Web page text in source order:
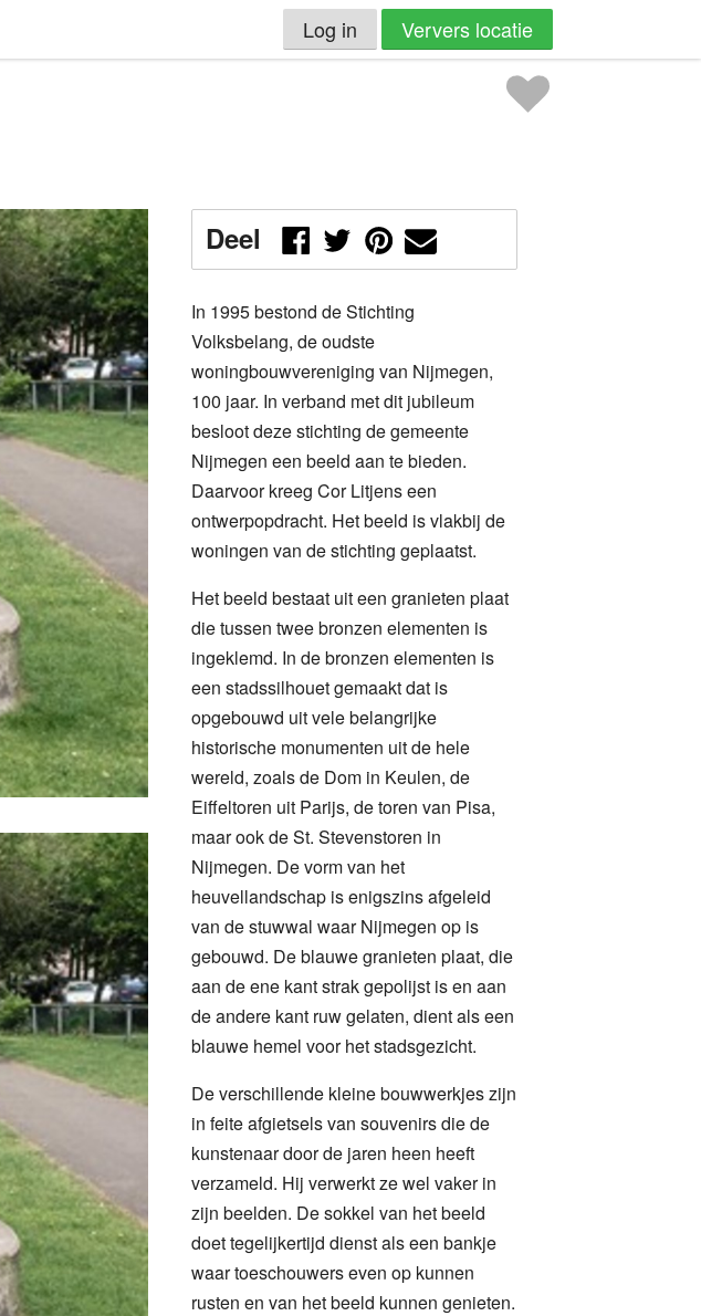
Log in Ververs locatie
Deel
In 1995 bestond de Stichting
Volksbelang, de oudste
woningbouwvereniging van Nijmegen,
100 jaar. In verband met dit jubileum
besloot deze stichting de gemeente
Nijmegen een beeld aan te bieden.
Daarvoor kreeg Cor Litjens een
ontwerpopdracht. Het beeld is vlakbij de
woningen van de stichting geplaatst.
Het beeld bestaat uit een granieten plaat
die tussen twee bronzen elementen is
ingeklemd. In de bronzen elementen is
een stadssilhouet gemaakt dat is
opgebouwd uit vele belangrijke
historische monumenten uit de hele
wereld, zoals de Dom in Keulen, de
Eiffeltoren uit Parijs, de toren van Pisa,
maar ook de St. Stevenstoren in
Nijmegen. De vorm van het
heuvellandschap is enigszins afgeleid
van de stuwwal waar Nijmegen op is
gebouwd. De blauwe granieten plaat, die
aan de ene kant strak gepolijst is en aan
de andere kant ruw gelaten, dient als een
blauwe hemel voor het stadsgezicht.
De verschillende kleine bouwwerkjes zijn
in feite afgietsels van souvenirs die de
kunstenaar door de jaren heen heeft
verzameld. Hij verwerkt ze wel vaker in
zijn beelden. De sokkel van het beeld
doet tegelijkertijd dienst als een bankje
waar toeschouwers even op kunnen
rusten en van het beeld kunnen genieten.